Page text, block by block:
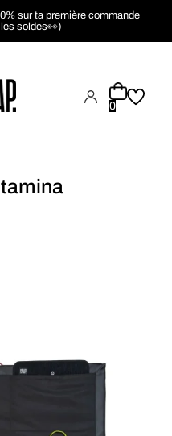
sur ta première commande
soldes👀)
0